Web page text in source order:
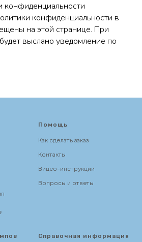
конфиденциальности
конфиденциальности в
на этой странице. При
выслано уведомление по
Помощь
Как сделать заказ
Контакты
Видео-инструкции
Вопросы и ответы
Справочная информация